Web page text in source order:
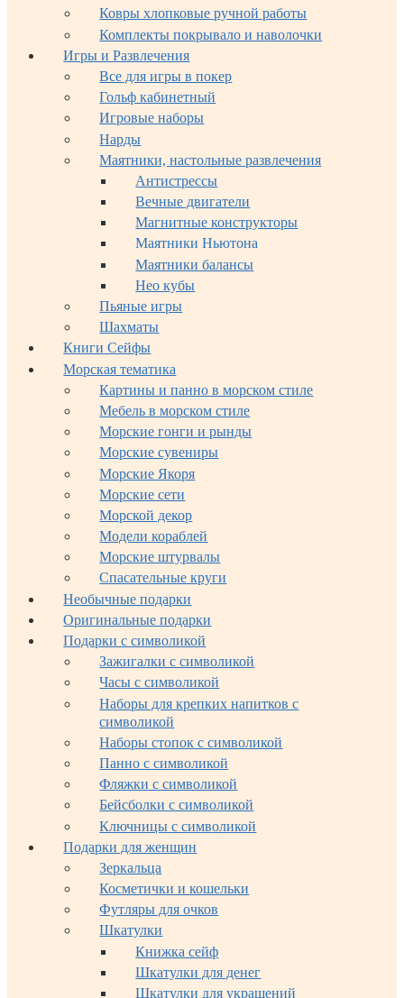
Ковры хлопковые ручной работы
Комплекты покрывало и наволочки
Игры и Развлечения
Все для игры в покер
Гольф кабинетный
Игровые наборы
Нарды
Маятники, настольные развлечения
Антистрессы
Вечные двигатели
Магнитные конструкторы
Маятники Ньютона
Маятники балансы
Нео кубы
Пьяные игры
Шахматы
Книги Сейфы
Морская тематика
Картины и панно в морском стиле
Мебель в морском стиле
Морские гонги и рынды
Морские сувениры
Морские Якоря
Морские сети
Морской декор
Модели кораблей
Морские штурвалы
Спасательные круги
Необычные подарки
Оригинальные подарки
Подарки с символикой
Зажигалки с символикой
Часы с символикой
Наборы для крепких напитков с
символикой
Наборы стопок с символикой
Панно с символикой
Фляжки с символикой
Бейсболки с символикой
Ключницы с символикой
Подарки для женщин
Зеркальца
Косметички и кошельки
Футляры для очков
Шкатулки
Книжка сейф
Шкатулки для денег
Шкатулки для украшений